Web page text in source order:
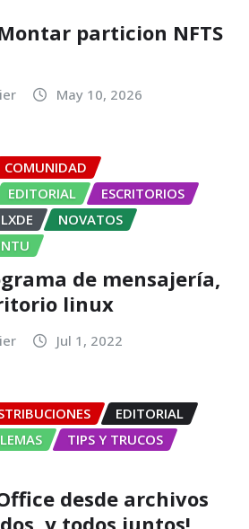
particion NFTS
May 10, 2026
COMUNIDAD
EDITORIAL
ESCRITORIOS
LXDE
NOVATOS
de mensajería,
linux
Jul 1, 2022
EDITORIAL
TIPS Y TRUCOS
desde archivos
y todos juntos!